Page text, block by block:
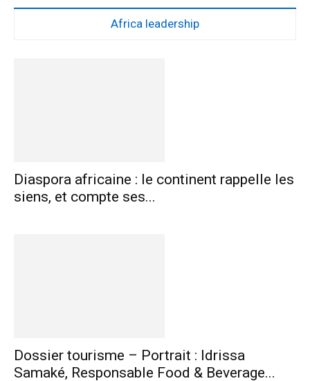
Africa leadership
Diaspora africaine : le continent rappelle les
siens, et compte ses...
Dossier tourisme – Portrait : Idrissa
Samaké, Responsable Food & Beverage...